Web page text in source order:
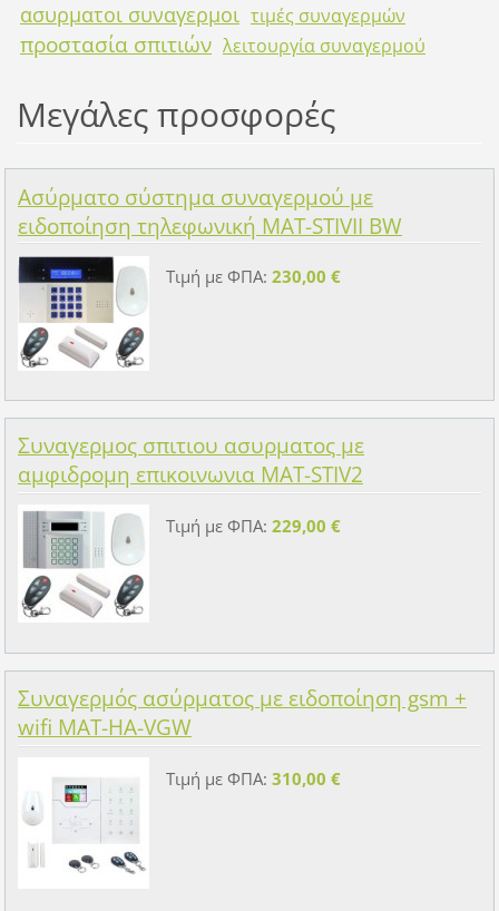
ασυρματοι συναγερμοι τιμές συναγερμών
προστασία σπιτιών λειτουργία συναγερμού
Μεγάλες προσφορές
Ασύρματο σύστημα συναγερμού με
ειδοποίηση τηλεφωνική MAT-STIVII BW
Τιμή με ΦΠΑ: 230,00 €
Συναγερμος σπιτιου ασυρματος με
αμφιδρομη επικοινωνια MAT-STIV2
Τιμή με ΦΠΑ: 229,00 €
Συναγερμός ασύρματος με ειδοποίηση gsm +
wifi MAT-HA-VGW
Τιμή με ΦΠΑ: 310,00 €